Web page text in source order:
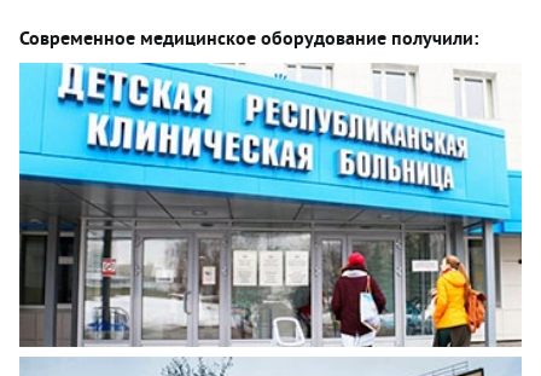
Современное медицинское оборудование получили: